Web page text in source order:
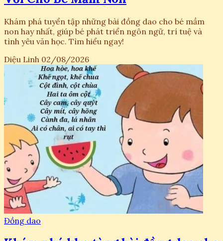
Khám phá tuyển tập những bài đồng dao cho bé mầm
non hay nhất, giúp bé phát triển ngôn ngữ, trí tuệ và
tình yêu văn học. Tìm hiểu ngay!
Diệu Linh 02/08/2026
Đồng dao